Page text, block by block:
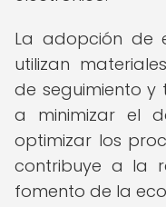
La adopción de
utilizan
de seguimiento
a minimizar el
optimizar los
contribuye a la
fomento de la